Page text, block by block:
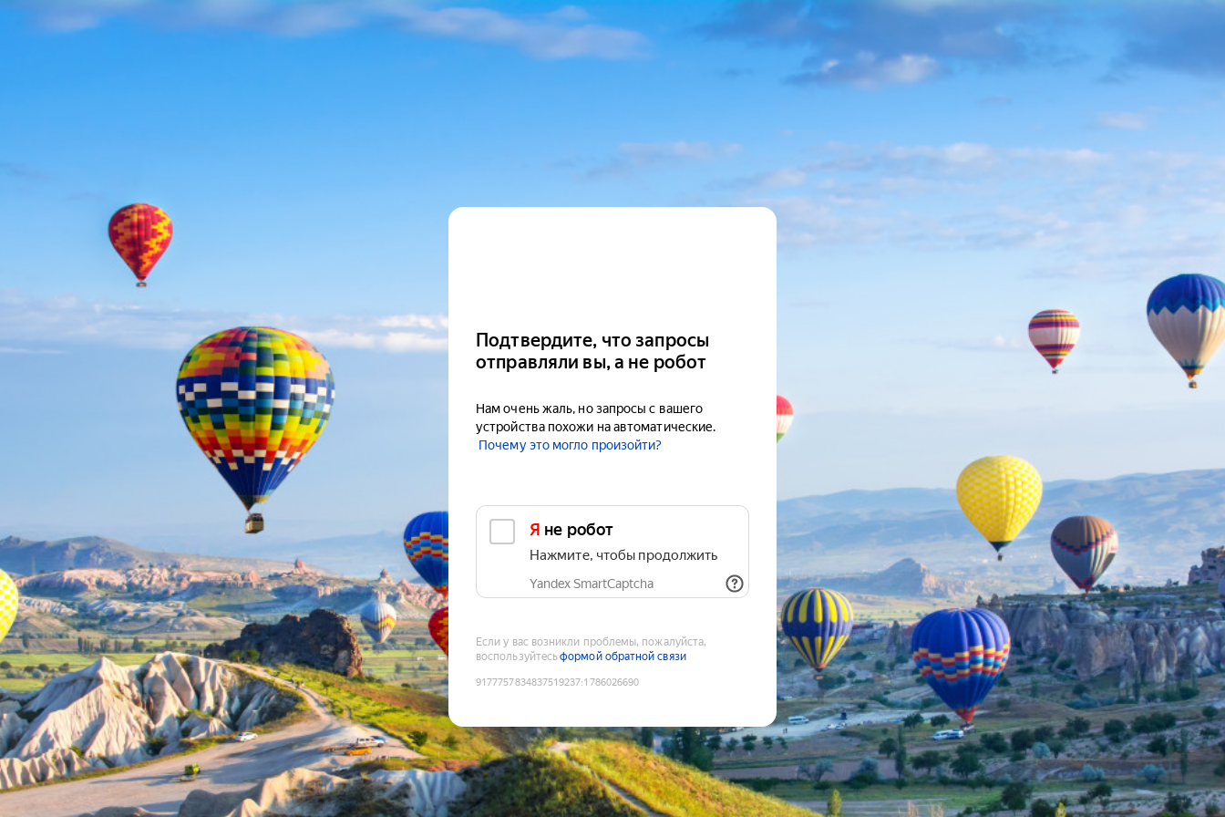
Подтвердите, что запросы
отправляли вы, а не робот
Нам очень жаль, но запросы с вашего
устройства похожи на автоматические.
Почему это могло произойти?
Я не робот
Нажмите, чтобы продолжить
Yandex SmartCaptcha
Если у вас возникли проблемы, пожалуйста,
воспользуйтесьформой обратной связи
9177757834837519237:1786026690